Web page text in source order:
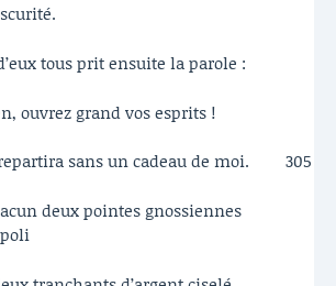
tous prit ensuite la parole :
ouvrez grand vos esprits !
sans un cadeau de moi. 305
deux pointes gnossiennes